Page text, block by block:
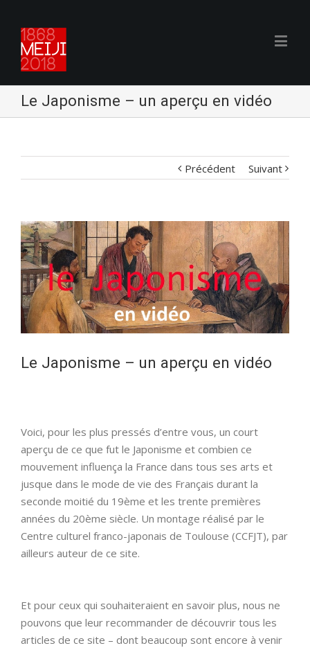
Le Japonisme – un aperçu en vidéo
Précédent Suivant
Voir
l'image
agrandie
Le Japonisme – un aperçu en vidéo
Voici, pour les plus pressés d’entre vous, un court
aperçu de ce que fut le Japonisme et combien ce
mouvement influença la France dans tous ses arts et
jusque dans le mode de vie des Français durant la
seconde moitié du 19ème et les trente premières
années du 20ème siècle. Un montage réalisé par le
Centre culturel franco-japonais de Toulouse (CCFJT), par
ailleurs auteur de ce site.
Et pour ceux qui souhaiteraient en savoir plus, nous ne
pouvons que leur recommander de découvrir tous les
articles de ce site – dont beaucoup sont encore à venir